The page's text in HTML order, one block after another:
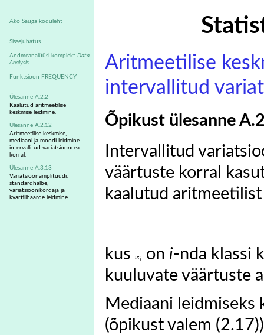
Ako Sauga koduleht
Sissejuhatus
Andmeanalüüsi komplekt Data
Analysis
Funktsioon FREQUENCY
Ülesanne A.2.2
Kaalutud aritmeetilise
keskmise leidmine.
Ülesanne A.2.12
Aritmeetilise keskmise,
mediaani ja moodi leidmine
intervallitud variatsioonrea
korral.
Ülesanne A.3.13
Variatsioonamplituudi,
standardhälbe,
variatsioonikordaja ja
kvartiilhaarde leidmine.
Aritmeetilise
intervallitud
Õpikust ülesanne
Intervallitud
väärtuste korral
kaalutud
kus xi
xi on i-nda klassi
kuuluvate väärtuste
Mediaani
(õpikust valem (2.17))